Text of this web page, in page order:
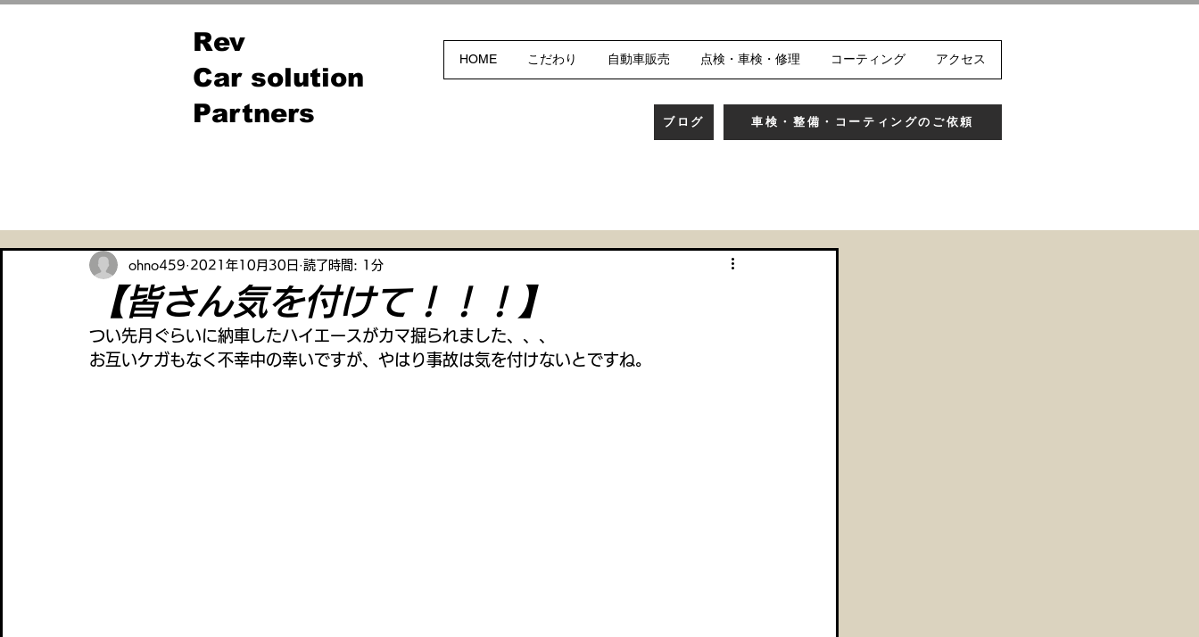
Rev
Car solution
Partners
HOME こだわり 自動車販売 点検・車検・修理 コーティング アクセス
ブログ 車検・整備・コーティングのご依頼
【皆さん気を付けて！！！】
ohno459 2021年10月30日 読了時間: 1分
つい先月ぐらいに納車したハイエースがカマ掘られました、、、
お互いケガもなく不幸中の幸いですが、やはり事故は気を付けないとですね。